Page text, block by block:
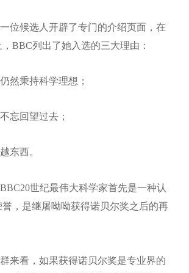
位候选人开辟了专门的介绍页面，在
BBC列出了她入选的三大理由：
然秉持科学理想；
忘回望过去；
东西。
BBC20世纪最伟大科学家首先是一种认
，是继屠呦呦获得诺贝尔奖之后的再
来看，如果获得诺贝尔奖是专业界的